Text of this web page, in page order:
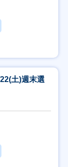
土)週末選